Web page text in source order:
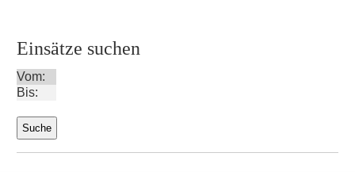
Einsätze suchen
Vom:
Bis: